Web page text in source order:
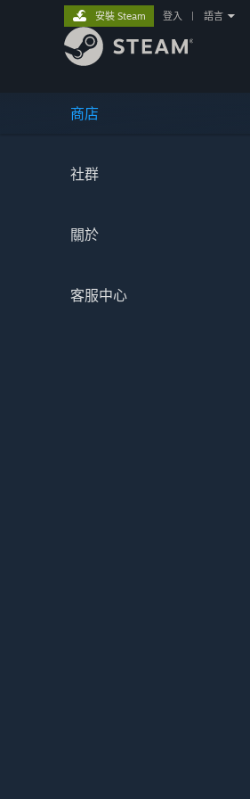
商店
社群
關於
客服中心
安裝 Steam 登入 語言